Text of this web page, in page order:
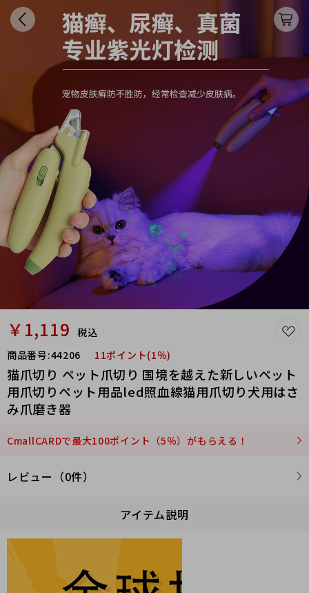
￥1,119 税込
商品番号:44206 11ポイント(1％)
猫爪切り ペット爪切り 国境を越えた新しいペット
用爪切りペット用品led照血線猫用爪切り犬用はさ
み爪磨き器
CmallCARDで最大100ポイント（5％）がもらえる！
レビュー（0件）
アイテム説明